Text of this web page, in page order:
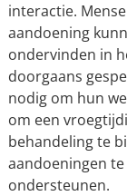
interactie.
aandoening
ondervinden in
doorgaans
nodig om hun
om een
behandeling te
aandoeningen
ondersteunen.